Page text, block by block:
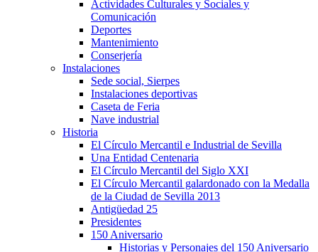
Actividades Culturales y Sociales y
Comunicación
Deportes
Mantenimiento
Conserjería
Instalaciones
Sede social, Sierpes
Instalaciones deportivas
Caseta de Feria
Nave industrial
Historia
El Círculo Mercantil e Industrial de Sevilla
Una Entidad Centenaria
El Círculo Mercantil del Siglo XXI
El Círculo Mercantil galardonado con la Medalla
de la Ciudad de Sevilla 2013
Antigüedad 25
Presidentes
150 Aniversario
Historias y Personajes del 150 Aniversario